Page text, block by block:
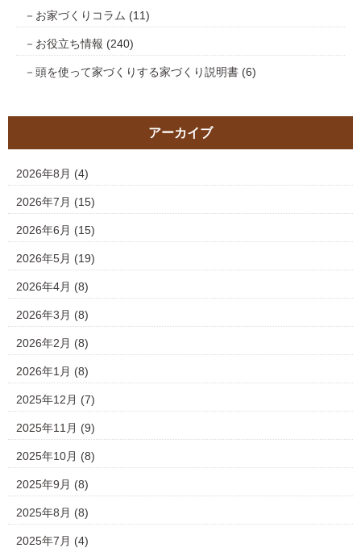
お家づくりコラム (11)
お役立ち情報 (240)
頭を使って家づくりする家づくり説明書 (6)
アーカイブ
2026年8月 (4)
2026年7月 (15)
2026年6月 (15)
2026年5月 (19)
2026年4月 (8)
2026年3月 (8)
2026年2月 (8)
2026年1月 (8)
2025年12月 (7)
2025年11月 (9)
2025年10月 (8)
2025年9月 (8)
2025年8月 (8)
2025年7月 (4)